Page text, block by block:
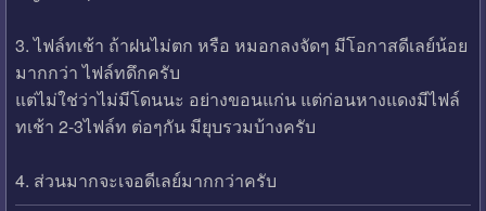
3. ไฟล์ทเช้า ถ้าฝนไม่ตก หรือ หมอกลงจัดๆ มีโอกาสดีเลย์น้อย
มากกว่า ไฟล์ทดึกครับ
แต่ไม่ใช่ว่าไม่มีโดนนะ อย่างขอนแก่น แต่ก่อนหางแดงมีไฟล์
ทเช้า 2-3ไฟล์ท ต่อๆกัน มียุบรวมบ้างครับ
4. ส่วนมากจะเจอดีเลย์มากกว่าครับ